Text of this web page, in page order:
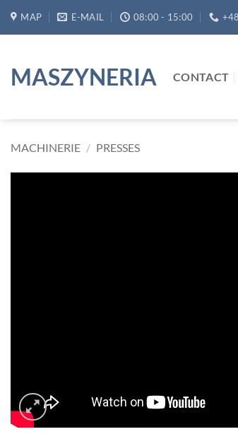
MAP E-MAIL 08:00 - 15:00
MASZYNERIA CONTACT
MACHINERIE / PRESSES